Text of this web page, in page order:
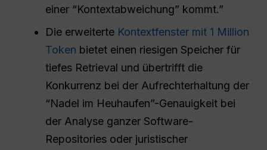
einer “Kontextabweichung” kommt.”
Die erweiterte Kontextfenster mit 1 Million
Token bietet einen riesigen Speicher für
tiefes Retrieval und übertrifft die
Konkurrenz bei der Aufrechterhaltung der
“Nadel im Heuhaufen”-Genauigkeit bei
der Analyse ganzer Software-
Repositories oder juristischer